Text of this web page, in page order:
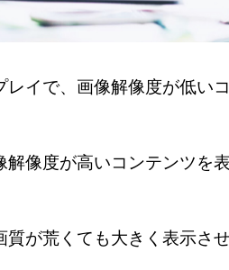
イで、画像解像度が低い
解像度が高いコンテンツを
が荒くても大きく表示さ